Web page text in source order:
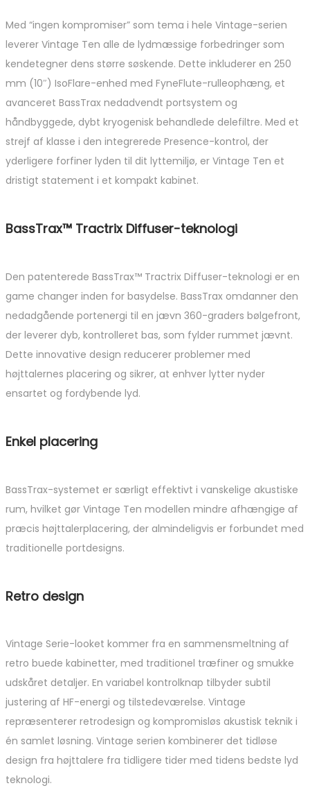
Med “ingen kompromiser” som tema i hele Vintage-serien
leverer Vintage Ten alle de lydmæssige forbedringer som
kendetegner dens større søskende. Dette inkluderer en 250
mm (10″) IsoFlare-enhed med FyneFlute-rulleophæng, et
avanceret BassTrax nedadvendt portsystem og
håndbyggede, dybt kryogenisk behandlede delefiltre. Med et
strejf af klasse i den integrerede Presence-kontrol, der
yderligere forfiner lyden til dit lyttemiljø, er Vintage Ten et
dristigt statement i et kompakt kabinet.
BassTrax™ Tractrix Diffuser-teknologi
Den patenterede BassTrax™ Tractrix Diffuser-teknologi er en
game changer inden for basydelse. BassTrax omdanner den
nedadgående portenergi til en jævn 360-graders bølgefront,
der leverer dyb, kontrolleret bas, som fylder rummet jævnt.
Dette innovative design reducerer problemer med
højttalernes placering og sikrer, at enhver lytter nyder
ensartet og fordybende lyd.
Enkel placering
BassTrax-systemet er særligt effektivt i vanskelige akustiske
rum, hvilket gør Vintage Ten modellen mindre afhængige af
præcis højttalerplacering, der almindeligvis er forbundet med
traditionelle portdesigns.
Retro design
Vintage Serie-looket kommer fra en sammensmeltning af
retro buede kabinetter, med traditionel træfiner og smukke
udskåret detaljer. En variabel kontrolknap tilbyder subtil
justering af HF-energi og tilstedeværelse. Vintage
repræsenterer retrodesign og kompromisløs akustisk teknik i
én samlet løsning. Vintage serien kombinerer det tidløse
design fra højttalere fra tidligere tider med tidens bedste lyd
teknologi.